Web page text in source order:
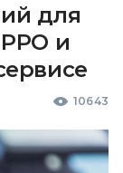
для
и
10643